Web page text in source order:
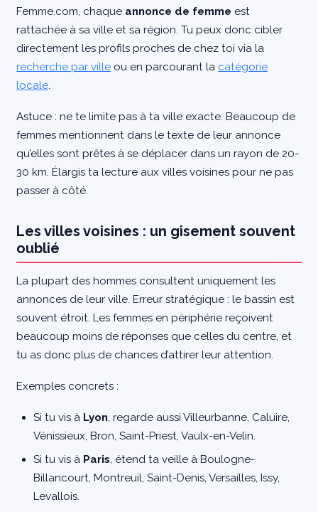
Femme.com, chaque annonce de femme est
rattachée à sa ville et sa région. Tu peux donc cibler
directement les profils proches de chez toi via la
recherche par ville ou en parcourant la catégorie
locale.
Astuce : ne te limite pas à ta ville exacte. Beaucoup de
femmes mentionnent dans le texte de leur annonce
qu’elles sont prêtes à se déplacer dans un rayon de 20-
30 km. Élargis ta lecture aux villes voisines pour ne pas
passer à côté.
Les villes voisines : un gisement souvent
oublié
La plupart des hommes consultent uniquement les
annonces de leur ville. Erreur stratégique : le bassin est
souvent étroit. Les femmes en périphérie reçoivent
beaucoup moins de réponses que celles du centre, et
tu as donc plus de chances d’attirer leur attention.
Exemples concrets :
Si tu vis à Lyon, regarde aussi Villeurbanne, Caluire,
Vénissieux, Bron, Saint-Priest, Vaulx-en-Velin.
Si tu vis à Paris, étend ta veille à Boulogne-
Billancourt, Montreuil, Saint-Denis, Versailles, Issy,
Levallois.